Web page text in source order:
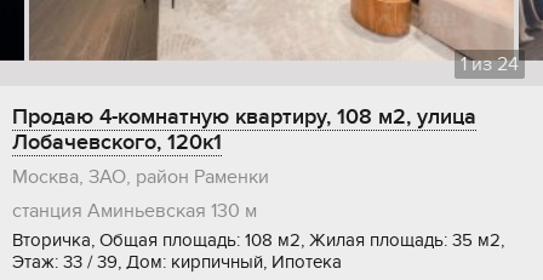
1из24
Продаю 4-комнатную квартиру, 108 м2, улица
Лобачевского, 120к1
Москва, ЗАО, район Раменки
станция Аминьевская 130 м
Вторичка, Общая площадь: 108 м2, Жилая площадь: 35 м2,
Этаж: 33 / 39, Дом: кирпичный, Ипотека